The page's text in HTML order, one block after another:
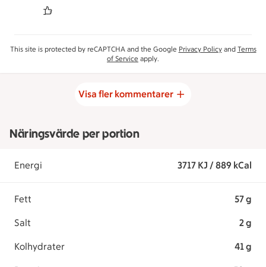
This site is protected by reCAPTCHA and the Google Privacy Policyand Terms
of Service apply.
Visa fler kommentarer
Näringsvärde per portion
Energi 3717 KJ / 889 kCal
Fett 57 g
Salt 2 g
Kolhydrater 41 g